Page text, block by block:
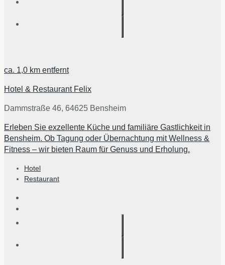
ca. 1,0 km entfernt
Hotel & Restaurant Felix
Dammstraße 46, 64625 Bensheim
Erleben Sie exzellente Küche und familiäre Gastlichkeit in
Bensheim. Ob Tagung oder Übernachtung mit Wellness &
Fitness – wir bieten Raum für Genuss und Erholung.
Hotel
Restaurant